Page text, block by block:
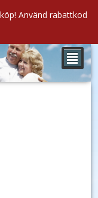
²
Använd rabattkod